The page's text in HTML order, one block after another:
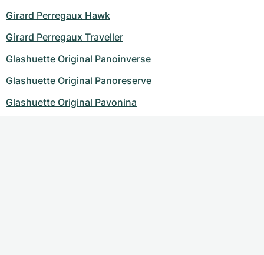
Girard Perregaux Hawk
Girard Perregaux Traveller
Glashuette Original Panoinverse
Glashuette Original Panoreserve
Glashuette Original Pavonina